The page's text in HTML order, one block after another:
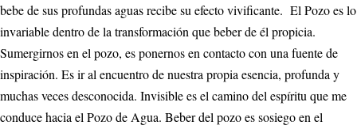
bebe de sus profundas aguas recibe su efecto vivificante. El Pozo es lo
invariable dentro de la transformación que beber de él propicia.
Sumergirnos en el pozo, es ponernos en contacto con una fuente de
inspiración. Es ir al encuentro de nuestra propia esencia, profunda y
muchas veces desconocida. Invisible es el camino del espíritu que me
conduce hacia el Pozo de Agua. Beber del pozo es sosiego en el